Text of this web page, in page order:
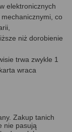
elektronicznych
co
niż dorobienie
trwa zwykle 1
wraca
Zakup tanich
nie pasują